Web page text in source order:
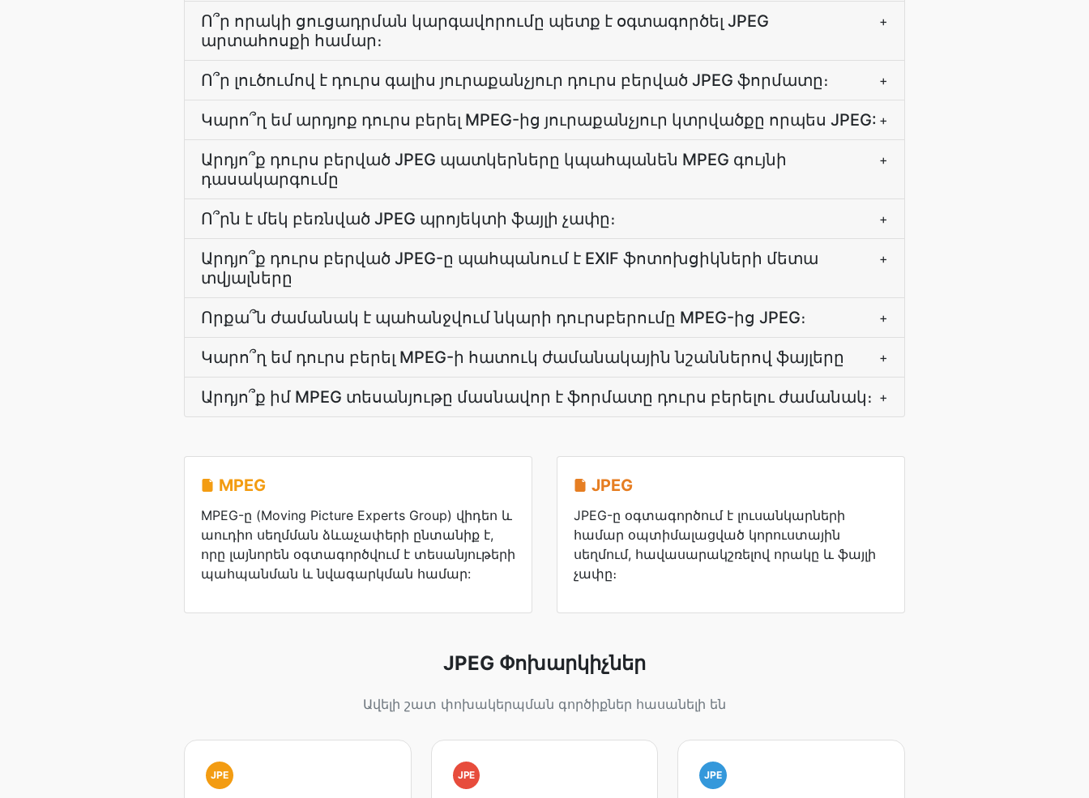
Ո՞ր որակի ցուցադրման կարգավորումը պետք է օգտագործել JPEG
արտահոսքի համար։
+
Ո՞ր լուծումով է դուրս գալիս յուրաքանչյուր դուրս բերված JPEG ֆորմատը։ +
Կարո՞ղ եմ արդյոք դուրս բերել MPEG-ից յուրաքանչյուր կտրվածքը որպես JPEG: +
Արդյո՞ք դուրս բերված JPEG պատկերները կպահպանեն MPEG գույնի
դասակարգումը
+
Ո՞րն է մեկ բեռնված JPEG պրոյեկտի ֆայլի չափը։ +
Արդյո՞ք դուրս բերված JPEG-ը պահպանում է EXIF ֆոտոխցիկների մետա
տվյալները
+
Որքա՞ն ժամանակ է պահանջվում նկարի դուրսբերումը MPEG-ից JPEG։ +
Կարո՞ղ եմ դուրս բերել MPEG-ի հատուկ ժամանակային նշաններով ֆայլերը +
Արդյո՞ք իմ MPEG տեսանյութը մասնավոր է ֆորմատը դուրս բերելու ժամանակ։ +
MPEG
MPEG-ը (Moving Picture Experts Group) վիդեո և
աուդիո սեղմման ձևաչափերի ընտանիք է,
որը լայնորեն օգտագործվում է տեսանյութերի
պահպանման և նվագարկման համար:
JPEG
JPEG-ը օգտագործում է լուսանկարների
համար օպտիմալացված կորուստային
սեղմում, հավասարակշռելով որակը և ֆայլի
չափը։
JPEG Փոխարկիչներ
Ավելի շատ փոխակերպման գործիքներ հասանելի են
JPE JPE JPE